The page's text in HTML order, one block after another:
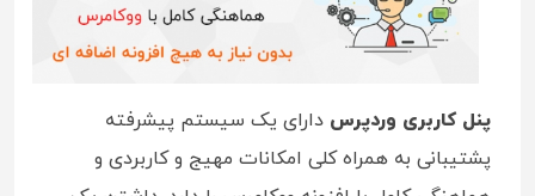
پنل کاربری وردپرس دارای یک سیستم پیشرفته
پشتیبانی به همراه کلی امکانات مهیج و کاربردی و